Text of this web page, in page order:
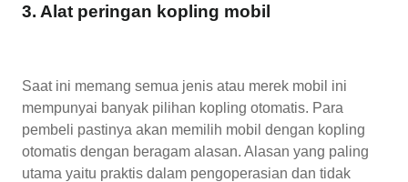
3. Alat peringan kopling mobil
Saat ini memang semua jenis atau merek mobil ini
mempunyai banyak pilihan kopling otomatis. Para
pembeli pastinya akan memilih mobil dengan kopling
otomatis dengan beragam alasan. Alasan yang paling
utama yaitu praktis dalam pengoperasian dan tidak